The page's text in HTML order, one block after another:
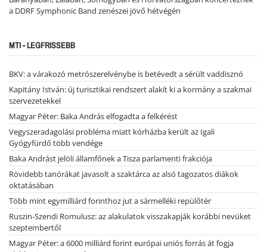
a DDRF Symphonic Band zenészei jövő hétvégén
MTI - LEGFRISSEBB
BKV: a várakozó metrószerelvénybe is betévedt a sérült vaddisznó
Kapitány István: új turisztikai rendszert alakít ki a kormány a szakmai
szervezetekkel
Magyar Péter: Baka András elfogadta a felkérést
Vegyszeradagolási probléma miatt kórházba került az Igali
Gyógyfürdő több vendége
Baka Andrást jelöli államfőnek a Tisza parlamenti frakciója
Rövidebb tanórákat javasolt a szaktárca az alsó tagozatos diákok
oktatásában
Több mint egymilliárd forinthoz jut a sármelléki repülőtér
Ruszin-Szendi Romulusz: az alakulatok visszakapják korábbi nevüket
szeptembertől
Magyar Péter: a 6000 milliárd forint európai uniós forrás át fogja